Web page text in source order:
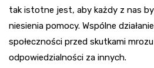
tak istotne jest, aby każdy z nas
niesienia pomocy. Wspólne
społeczności przed skutkami
odpowiedzialności za innych.